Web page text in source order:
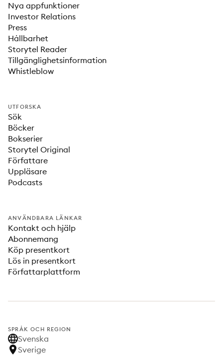
Nya appfunktioner
Investor Relations
Press
Hållbarhet
Storytel Reader
Tillgänglighetsinformation
Whistleblow
UTFORSKA
Sök
Böcker
Bokserier
Storytel Original
Författare
Uppläsare
Podcasts
ANVÄNDBARA LÄNKAR
Kontakt och hjälp
Abonnemang
Köp presentkort
Lös in presentkort
Författarplattform
SPRÅK OCH REGION
Svenska
Sverige